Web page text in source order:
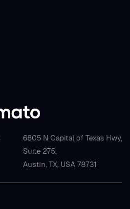
6805 N Capital of Texas Hwy,
Suite 275,
Austin, TX, USA 78731